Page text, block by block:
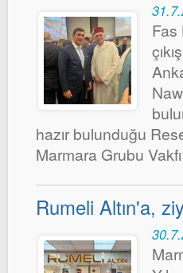
Fas
hazır bulunduğu
Marmara Grubu
Rumeli Altın'a,